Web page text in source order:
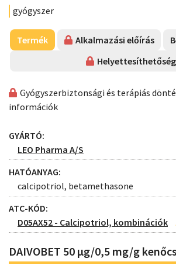
gyógyszer
Termék Alkalmazási előírás
Helyettesíthetőség
Gyógyszerbiztonsági és terápiás
információk
GYÁRTÓ:
LEO Pharma A/S
HATÓANYAG:
calcipotriol, betamethasone
ATC-KÓD:
D05AX52 - Calcipotriol, kombinációk
DAIVOBET 50 µg/0,5 mg/g